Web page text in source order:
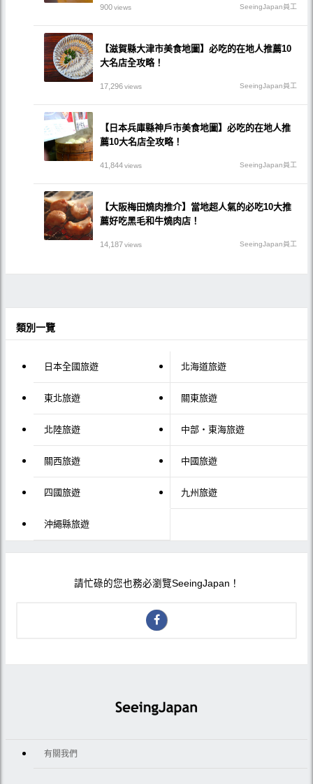
900views SeeingJapan員工
【滋賀縣大津市美食地圖】必吃的在地人推薦10
大名店全攻略！
17,296views SeeingJapan員工
【日本兵庫縣神戶市美食地圖】必吃的在地人推
薦10大名店全攻略！
41,844views SeeingJapan員工
【大阪梅田燒肉推介】當地超人氣的必吃10大推
薦好吃黑毛和牛燒肉店！
14,187views SeeingJapan員工
類別一覽
日本全國旅遊 北海道旅遊
東北旅遊 關東旅遊
北陸旅遊 中部・東海旅遊
關西旅遊 中國旅遊
四國旅遊 九州旅遊
沖繩縣旅遊
請忙碌的您也務必瀏覽SeeingJapan！
有關我們